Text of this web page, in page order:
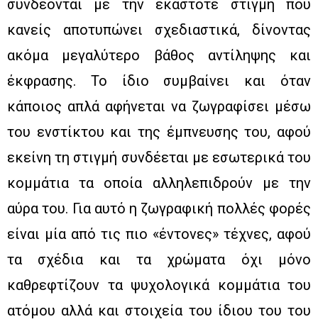
συνδέονται με την εκάστοτε στιγμή που
κανείς αποτυπώνει σχεδιαστικά, δίνοντας
ακόμα μεγαλύτερο βάθος αντίληψης και
έκφρασης. Το ίδιο συμβαίνει και όταν
κάποιος απλά αφήνεται να ζωγραφίσει μέσω
του ενστίκτου και της έμπνευσης του, αφού
εκείνη τη στιγμή συνδέεται με εσωτερικά του
κομμάτια τα οποία αλληλεπιδρούν με την
αύρα του. Για αυτό η ζωγραφική πολλές φορές
είναι μία από τις πιο «έντονες» τέχνες, αφού
τα σχέδια και τα χρώματα όχι μόνο
καθρεφτίζουν τα ψυχολογικά κομμάτια του
ατόμου αλλά και στοιχεία του ίδιου του του